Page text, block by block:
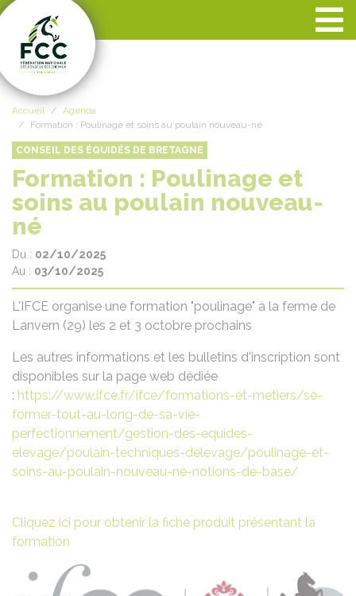
Accueil
Agenda
Formation : Poulinage et soins au poulain nouveau-né
CONSEIL DES ÉQUIDÉS DE BRETAGNE
Formation : Poulinage et
soins au poulain nouveau-
né
Du : 02/10/2025
Au : 03/10/2025
L'IFCE organise une formation "poulinage" à la ferme de
Lanvern (29) les 2 et 3 octobre prochains
Les autres informations et les bulletins d'inscription sont
disponibles sur la page web dédiée
: https://www.ifce.fr/ifce/formations-et-metiers/se-
former-tout-au-long-de-sa-vie-
perfectionnement/gestion-des-equides-
elevage/poulain-techniques-delevage/poulinage-et-
soins-au-poulain-nouveau-ne-notions-de-base/
Cliquez ici pour obtenir la fiche produit présentant la
formation
Panneau de gestion des cookies